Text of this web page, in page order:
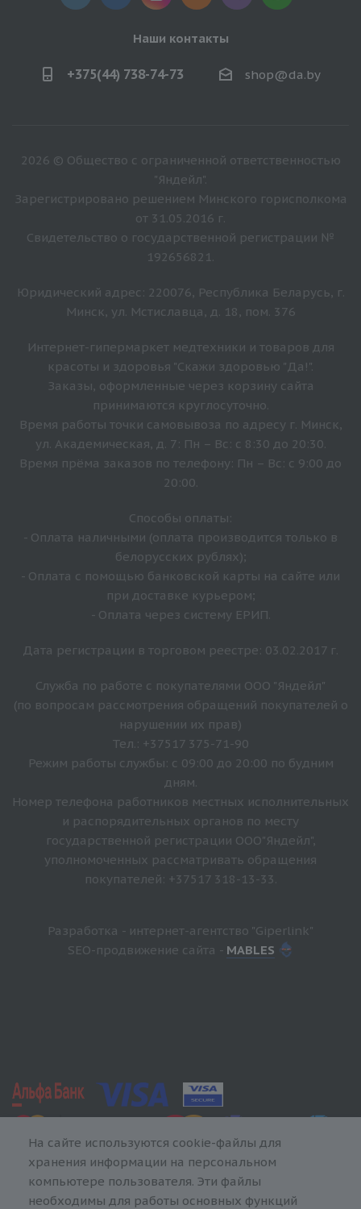
Наши контакты
+375(44) 738-74-73 shop@da.by
2026 © Общество с ограниченной ответственностью
"Яндейл".
Зарегистрировано решением Минского горисполкома
от 31.05.2016 г.
Свидетельство о государственной регистрации №
192656821.
Юридический адрес: 220076, Республика Беларусь, г.
Минск, ул. Мстиславца, д. 18, пом. 376
Интернет-гипермаркет медтехники и товаров для
красоты и здоровья "Скажи здоровью "Да!".
Заказы, оформленные через корзину сайта
принимаются круглосуточно.
Время работы точки самовывоза по адресу г. Минск,
ул. Академическая, д. 7: Пн – Вс: с 8:30 до 20:30.
Время прёма заказов по телефону: Пн – Вс: с 9:00 до
20:00.
Способы оплаты:
- Оплата наличными (оплата производится только в
белорусских рублях);
- Оплата с помощью банковской карты на сайте или
при доставке курьером;
- Оплата через систему ЕРИП.
Дата регистрации в торговом реестре: 03.02.2017 г.
Служба по работе с покупателями ООО "Яндейл"
(по вопросам рассмотрения обращений покупателей о
нарушении их прав)
Тел.: +37517 375-71-90
Режим работы службы: с 09:00 до 20:00 по будним
дням.
Номер телефона работников местных исполнительных
и распорядительных органов по месту
государственной регистрации ООО"Яндейл",
уполномоченных рассматривать обращения
покупателей: +37517 318-13-33.
Разработка - интернет-агентство "Giperlink"
SEO-продвижение сайта - MABLES
На сайте используются cookie-файлы для
хранения информации на персональном
компьютере пользователя. Эти файлы
необходимы для работы основных функций